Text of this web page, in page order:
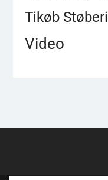
Tikøb Støberi
Video